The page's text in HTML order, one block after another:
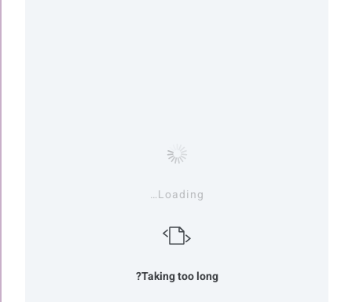
Loading…
Taking too long?